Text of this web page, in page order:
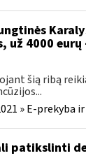
4000 eurų
šią ribą
» E-prekyba
patikslinti